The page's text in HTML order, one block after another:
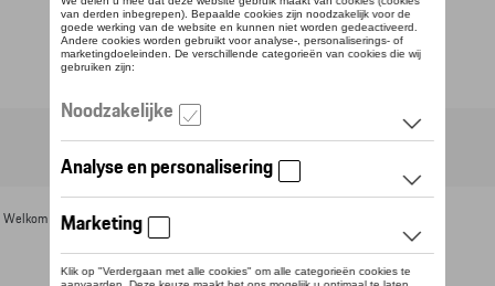
Toggle navigation
Welkom >Voor u >Zonnebrillen